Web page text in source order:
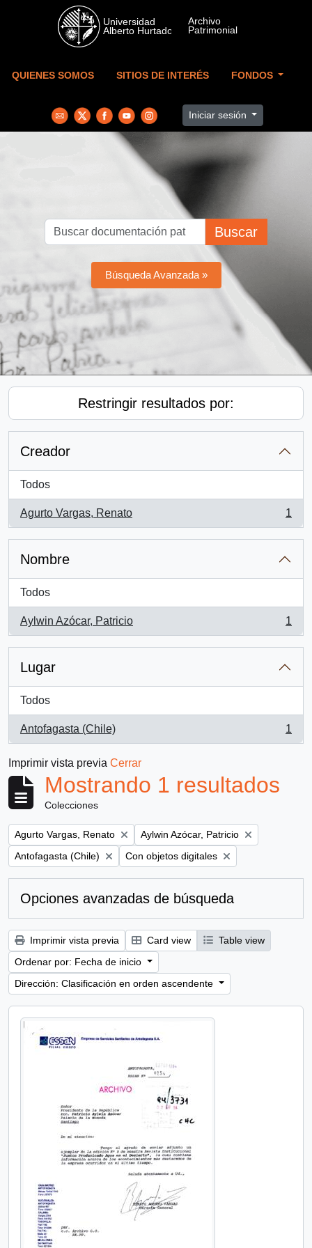
Skip to main content
QUIENES SOMOS SITIOS DE INTERÉS FONDOS
Iniciar sesión
Buscar
Búsqueda Avanzada »
Restringir resultados por:
Creador
Todos
Agurto Vargas, Renato
, 1 resultados
1
Nombre
Todos
Aylwin Azócar, Patricio
, 1 resultados
1
Lugar
Todos
Antofagasta (Chile)
, 1 resultados
1
Imprimir vista previa Cerrar
Mostrando 1 resultados
Colecciones
Remove filter:
Agurto Vargas, Renato Remove filter:
Aylwin Azócar, Patricio
Remove filter:
Antofagasta (Chile) Remove filter:
Con objetos digitales
Opciones avanzadas de búsqueda
Imprimir vista previa Card view
Table view
Ordenar por: Fecha de inicio
Dirección: Clasificación en orden ascendente